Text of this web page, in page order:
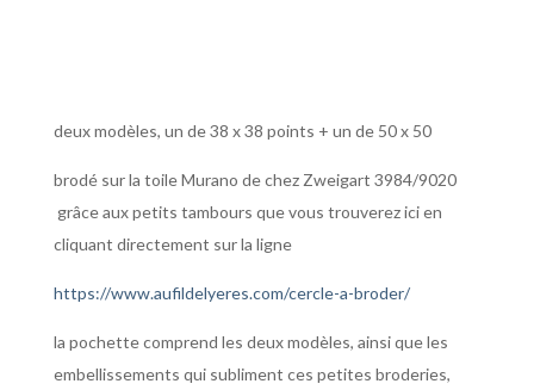
deux modèles, un de 38 x 38 points + un de 50 x 50
brodé sur la toile Murano de chez Zweigart 3984/9020
grâce aux petits tambours que vous trouverez ici en
cliquant directement sur la ligne
https://www.aufildelyeres.com/cercle-a-broder/
la pochette comprend les deux modèles, ainsi que les
embellissements qui subliment ces petites broderies,